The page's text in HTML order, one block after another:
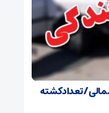
تعداد کشته